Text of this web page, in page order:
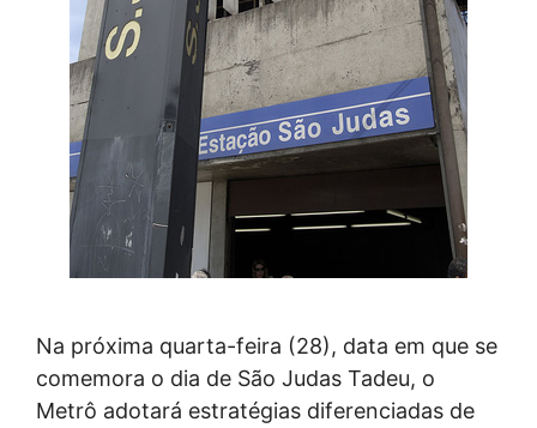
Na próxima quarta-feira (28), data em que se
comemora o dia de São Judas Tadeu, o
Metrô adotará estratégias diferenciadas de